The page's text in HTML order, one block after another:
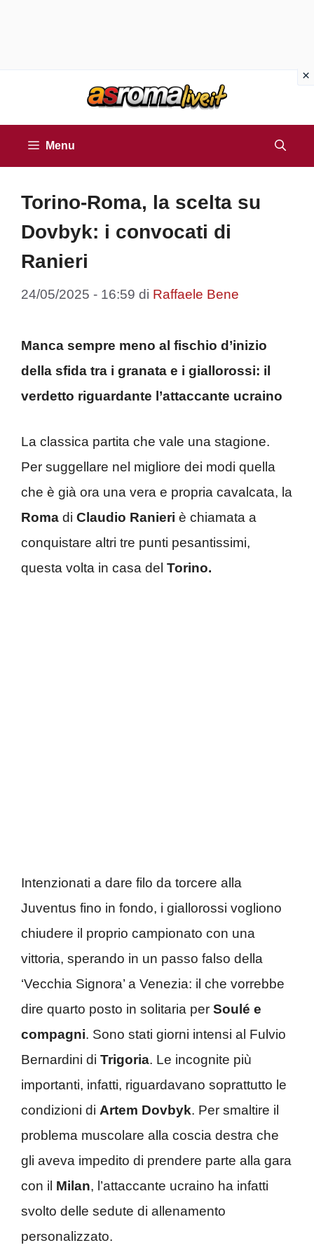
Menu
Torino-Roma, la scelta su
Dovbyk: i convocati di
Ranieri
24/05/2025 - 16:59 di Raffaele Bene
Manca sempre meno al fischio d’inizio
della sfida tra i granata e i giallorossi: il
verdetto riguardante l’attaccante ucraino
La classica partita che vale una stagione.
Per suggellare nel migliore dei modi quella
che è già ora una vera e propria cavalcata, la
Roma di Claudio Ranieri è chiamata a
conquistare altri tre punti pesantissimi,
questa volta in casa del Torino.
Intenzionati a dare filo da torcere alla
Juventus fino in fondo, i giallorossi vogliono
chiudere il proprio campionato con una
vittoria, sperando in un passo falso della
‘Vecchia Signora’ a Venezia: il che vorrebbe
dire quarto posto in solitaria per Soulé e
compagni. Sono stati giorni intensi al Fulvio
Bernardini di Trigoria. Le incognite più
importanti, infatti, riguardavano soprattutto le
condizioni di Artem Dovbyk. Per smaltire il
problema muscolare alla coscia destra che
gli aveva impedito di prendere parte alla gara
con il Milan, l’attaccante ucraino ha infatti
svolto delle sedute di allenamento
personalizzato.